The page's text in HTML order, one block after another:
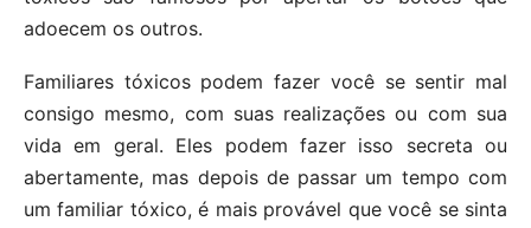
adoecem os outros.
Familiares tóxicos podem fazer você se sentir mal
consigo mesmo, com suas realizações ou com sua
vida em geral. Eles podem fazer isso secreta ou
abertamente, mas depois de passar um tempo com
um familiar tóxico, é mais provável que você se sinta